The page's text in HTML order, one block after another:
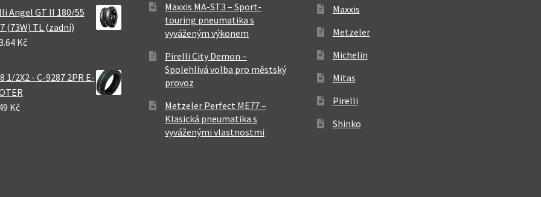
Angel GT II 180/55
(73W) TL (zadní)
Kč
1/2X2 - C-9287 2PR E-
Kč
Maxxis MA-ST3 – Sport-
touring pneumatika s
vyváženým výkonem
Pirelli City Demon –
Spolehlivá volba pro městský
provoz
Metzeler Perfect ME77 –
Klasická pneumatika s
vyváženými vlastnostmi
Maxxis
Metzeler
Michelin
Mitas
Pirelli
Shinko